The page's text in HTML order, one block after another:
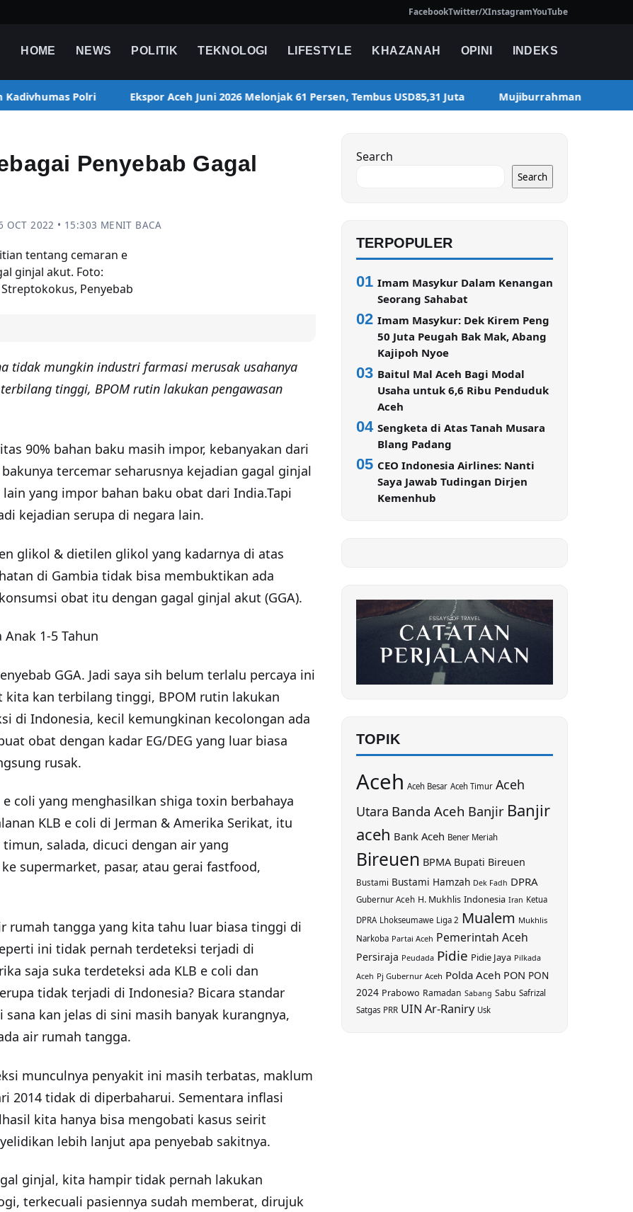
FacebookTwitter/XInstagramYouTube
HOME NEWS POLITIK TEKNOLOGI LIFESTYLE KHAZANAH OPINI INDEKS
Polri Ekspor Aceh Juni 2026 Melonjak 61 Persen, Tembus USD85,31 Juta Mujiburrahman Kembali
Penyebab Gagal
OCT 2022 • 15:303 MENIT BACA
tidak mungkin industri farmasi merusak usahanya
tinggi, BPOM rutin lakukan pengawasan
90% bahan baku masih impor, kebanyakan dari
tercemar seharusnya kejadian gagal ginjal
yang impor bahan baku obat dari India.Tapi
kejadian serupa di negara lain.
glikol & dietilen glikol yang kadarnya di atas
di Gambia tidak bisa membuktikan ada
obat itu dengan gagal ginjal akut (GGA).
1-5 Tahun
GGA. Jadi saya sih belum terlalu percaya ini
kan terbilang tinggi, BPOM rutin lakukan
di Indonesia, kecil kemungkinan kecolongan ada
obat dengan kadar EG/DEG yang luar biasa
rusak.
coli yang menghasilkan shiga toxin berbahaya
KLB e coli di Jerman & Amerika Serikat, itu
salada, dicuci dengan air yang
supermarket, pasar, atau gerai fastfood,
rumah tangga yang kita tahu luar biasa tinggi di
ini tidak pernah terdeteksi terjadi di
saja suka terdeteksi ada KLB e coli dan
tidak terjadi di Indonesia? Bicara standar
kan jelas di sini masih banyak kurangnya,
air rumah tangga.
munculnya penyakit ini masih terbatas, maklum
2014 tidak di diperbaharui. Sementara inflasi
kita hanya bisa mengobati kasus seirit
lebih lanjut apa penyebab sakitnya.
ginjal, kita hampir tidak pernah lakukan
terkecuali pasiennya sudah memberat, dirujuk
Search
Search
TERPOPULER
01 Imam Masykur Dalam Kenangan
Seorang Sahabat
02 Imam Masykur: Dek Kirem Peng
50 Juta Peugah Bak Mak, Abang
Kajipoh Nyoe
03 Baitul Mal Aceh Bagi Modal
Usaha untuk 6,6 Ribu Penduduk
Aceh
04 Sengketa di Atas Tanah Musara
Blang Padang
05 CEO Indonesia Airlines: Nanti
Saya Jawab Tudingan Dirjen
Kemenhub
TOPIK
Aceh Aceh Besar Aceh Timur Aceh
Utara Banda Aceh Banjir Banjir
aceh Bank Aceh Bener Meriah
Bireuen BPMA Bupati Bireuen
Bustami Bustami Hamzah Dek Fadh DPRA
Gubernur Aceh H. Mukhlis Indonesia Iran Ketua
DPRA Lhokseumawe Liga 2 Mualem Mukhlis
Narkoba Partai Aceh Pemerintah Aceh
Persiraja Peudada Pidie Pidie Jaya Pilkada
Aceh Pj Gubernur Aceh Polda Aceh PON PON
2024 Prabowo Ramadan Sabang Sabu Safrizal
Satgas PRR UIN Ar-Raniry Usk